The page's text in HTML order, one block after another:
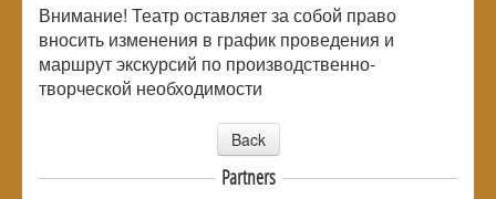
Внимание! Театр оставляет за собой право
вносить изменения в график проведения и
маршрут экскурсий по производственно-
творческой необходимости
Back
Partners